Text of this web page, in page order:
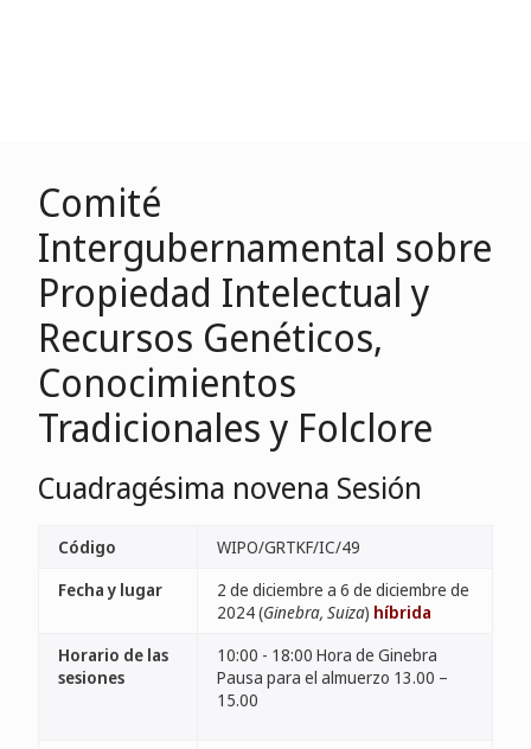
Comité
Intergubernamental sobre
Propiedad Intelectual y
Recursos Genéticos,
Conocimientos
Tradicionales y Folclore
Cuadragésima novena Sesión
Código
WIPO/GRTKF/IC/49
Fecha y lugar
2 de diciembre a 6 de diciembre de
2024 (Ginebra, Suiza) híbrida
Horario de las
sesiones
10:00 - 18:00 Hora de Ginebra
Pausa para el almuerzo 13.00 –
15.00